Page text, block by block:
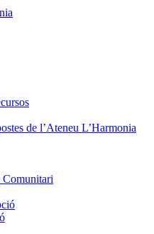
de l’Ateneu L’Harmonia
Comunitari